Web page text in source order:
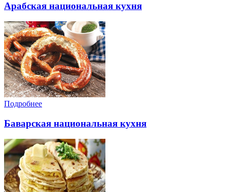
Арабская национальная кухня
Подробнее
Баварская национальная кухня